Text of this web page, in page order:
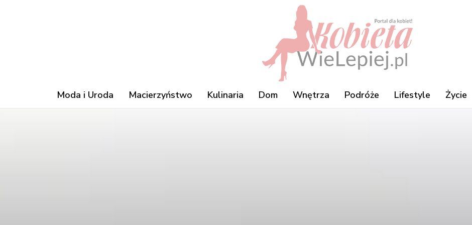
Moda i Uroda Macierzyństwo Kulinaria Dom Wnętrza Podróże Lifestyle Życie